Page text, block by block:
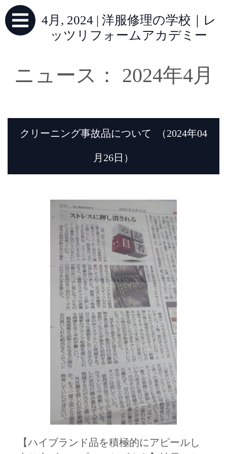
4月, 2024 | 洋服修理の学校｜レ
ッツリフォームアカデミー
ニュース： 2024年4月
クリーニング事故品について （2024年04
月26日）
【ハイブランド品を積極的にアピールし